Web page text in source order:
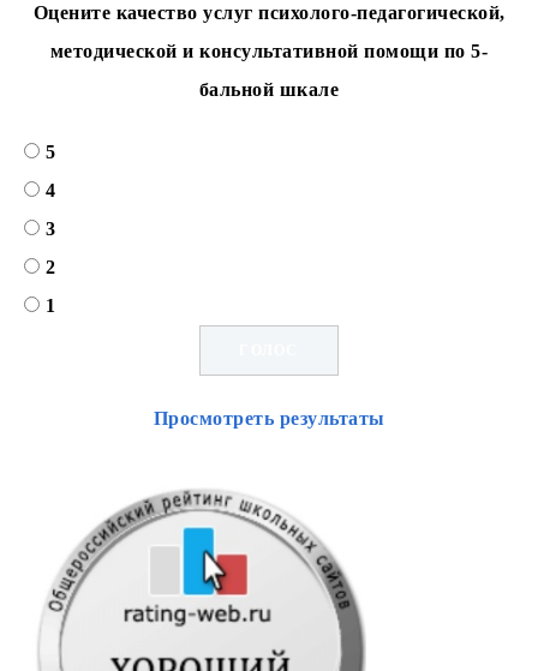
Оцените качество услуг психолого-педагогической,
методической и консультативной помощи по 5-
бальной шкале
5
4
3
2
1
Просмотреть результаты